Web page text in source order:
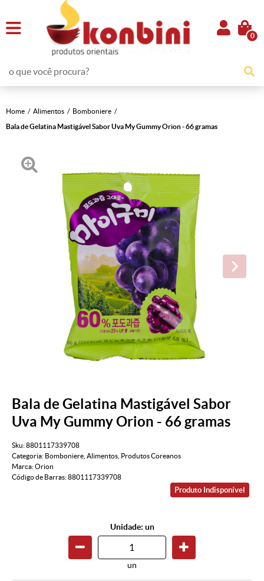
0
Home Alimentos
Bomboniere
Bala de Gelatina Mastigável Sabor Uva My Gummy Orion - 66 gramas
Bala de Gelatina Mastigável Sabor
Uva My Gummy Orion - 66 gramas
Sku:8801117339708
Categoria: Bomboniere Alimentos Produtos Coreanos
Marca:Orion
Código de Barras:8801117339708
Produto Indisponível
Unidade: un
un